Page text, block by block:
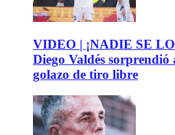
VIDEO | ¡NADIE SE
Diego Valdés sorprendió
golazo de tiro libre